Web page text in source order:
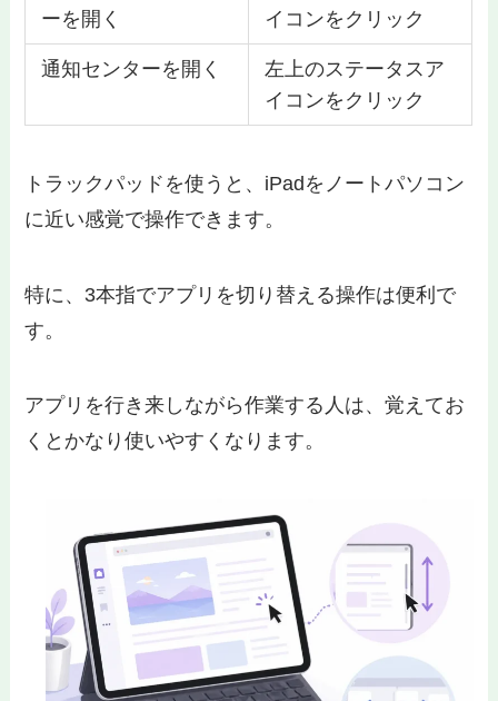
ーを開く
イコンをクリック
通知センターを開く
左上のステータスア
イコンをクリック
トラックパッドを使うと、iPadをノートパソコン
に近い感覚で操作できます。
特に、3本指でアプリを切り替える操作は便利で
す。
アプリを行き来しながら作業する人は、覚えてお
くとかなり使いやすくなります。